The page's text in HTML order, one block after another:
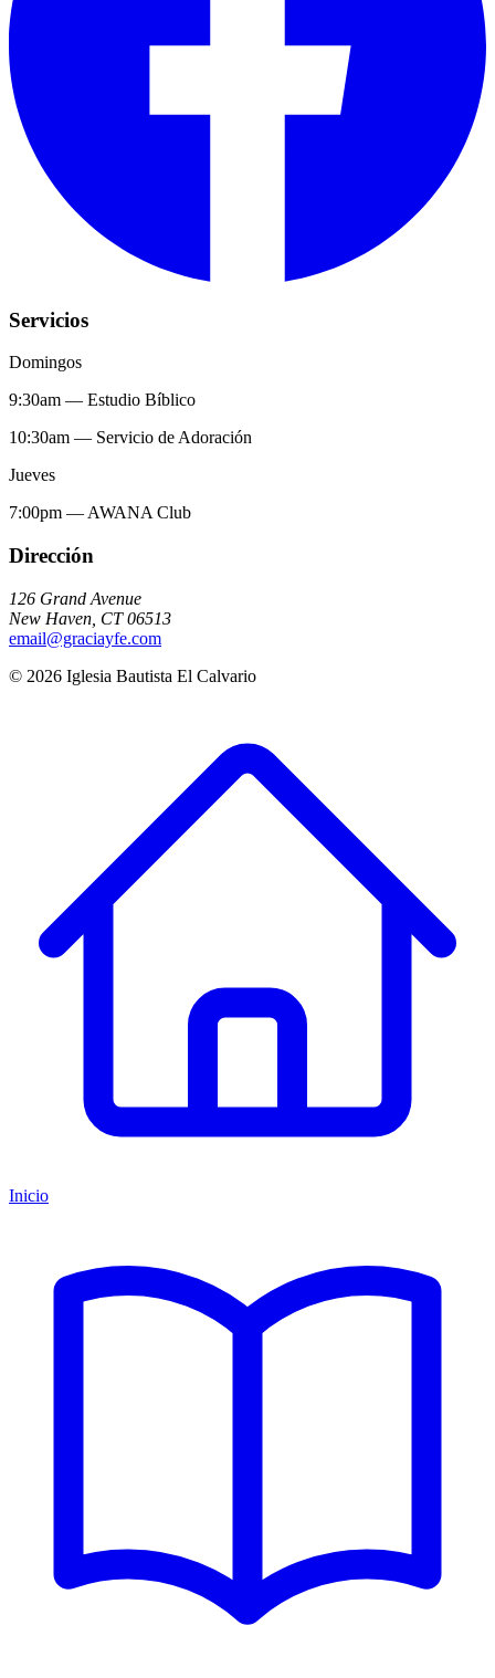
Servicios
Domingos
9:30am — Estudio Bíblico
10:30am — Servicio de Adoración
Jueves
7:00pm — AWANA Club
Dirección
126 Grand Avenue
New Haven CT 06513
email@graciayfe.com
© 2026 Iglesia Bautista El Calvario
Inicio